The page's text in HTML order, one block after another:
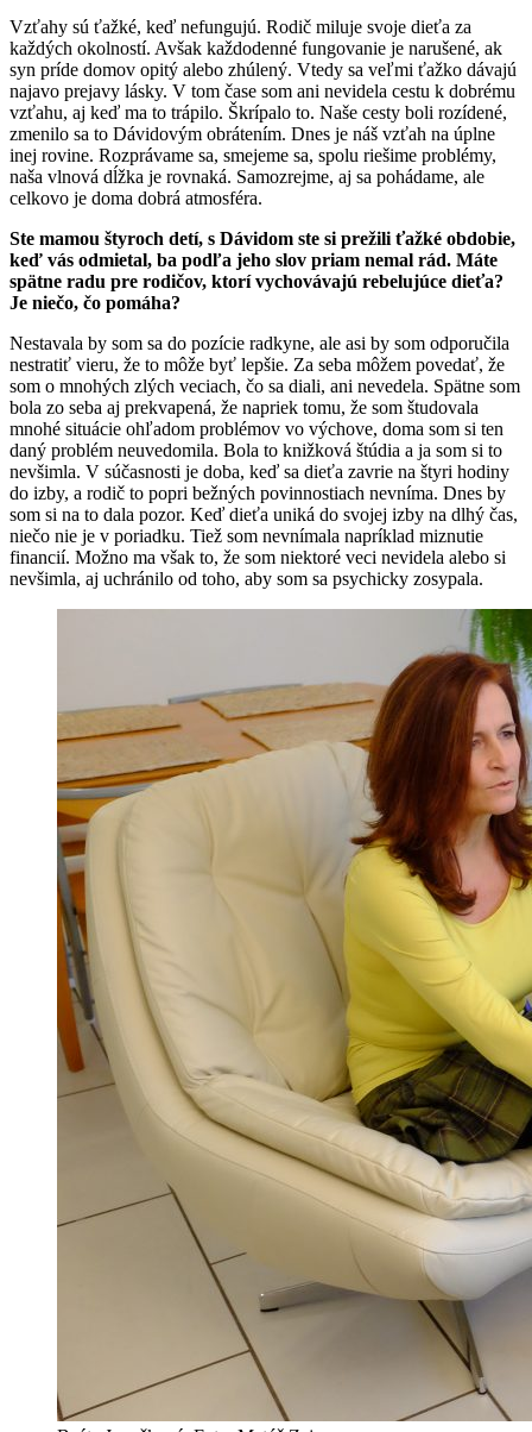
Vzťahy sú ťažké, keď nefungujú. Rodič miluje svoje dieťa za
každých okolností. Avšak každodenné fungovanie je narušené, ak
syn príde domov opitý alebo zhúlený. Vtedy sa veľmi ťažko dávajú
najavo prejavy lásky. V tom čase som ani nevidela cestu k dobrému
vzťahu, aj keď ma to trápilo. Škrípalo to. Naše cesty boli rozídené,
zmenilo sa to Dávidovým obrátením. Dnes je náš vzťah na úplne
inej rovine. Rozprávame sa, smejeme sa, spolu riešime problémy,
naša vlnová dĺžka je rovnaká. Samozrejme, aj sa pohádame, ale
celkovo je doma dobrá atmosféra.
Ste mamou štyroch detí, s Dávidom ste si prežili ťažké obdobie,
keď vás odmietal, ba podľa jeho slov priam nemal rád. Máte
spätne radu pre rodičov, ktorí vychovávajú rebelujúce dieťa?
Je niečo, čo pomáha?
Nestavala by som sa do pozície radkyne, ale asi by som odporučila
nestratiť vieru, že to môže byť lepšie. Za seba môžem povedať, že
som o mnohých zlých veciach, čo sa diali, ani nevedela. Spätne som
bola zo seba aj prekvapená, že napriek tomu, že som študovala
mnohé situácie ohľadom problémov vo výchove, doma som si ten
daný problém neuvedomila. Bola to knižková štúdia a ja som si to
nevšimla. V súčasnosti je doba, keď sa dieťa zavrie na štyri hodiny
do izby, a rodič to popri bežných povinnostiach nevníma. Dnes by
som si na to dala pozor. Keď dieťa uniká do svojej izby na dlhý čas,
niečo nie je v poriadku. Tiež som nevnímala napríklad miznutie
financií. Možno ma však to, že som niektoré veci nevidela alebo si
nevšimla, aj uchránilo od toho, aby som sa psychicky zosypala.